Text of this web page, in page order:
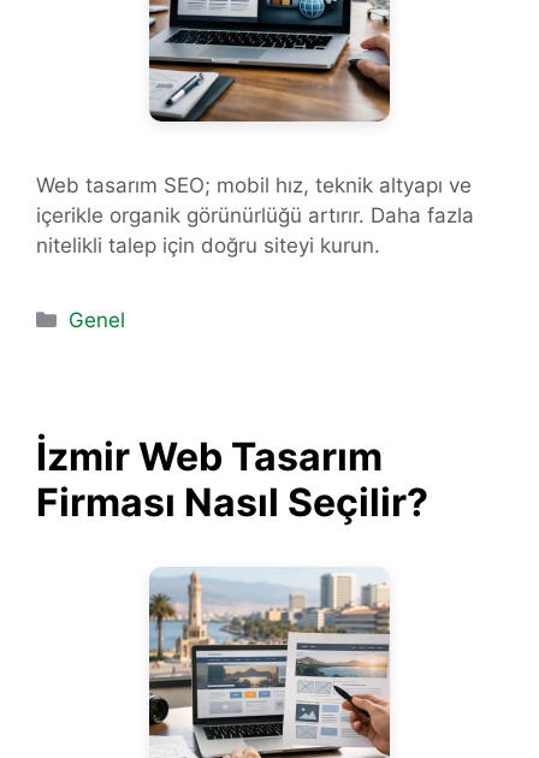
Web tasarım SEO; mobil hız, teknik altyapı ve
içerikle organik görünürlüğü artırır. Daha fazla
nitelikli talep için doğru siteyi kurun.
Kategoriler
Genel
İzmir Web Tasarım
Firması Nasıl Seçilir?